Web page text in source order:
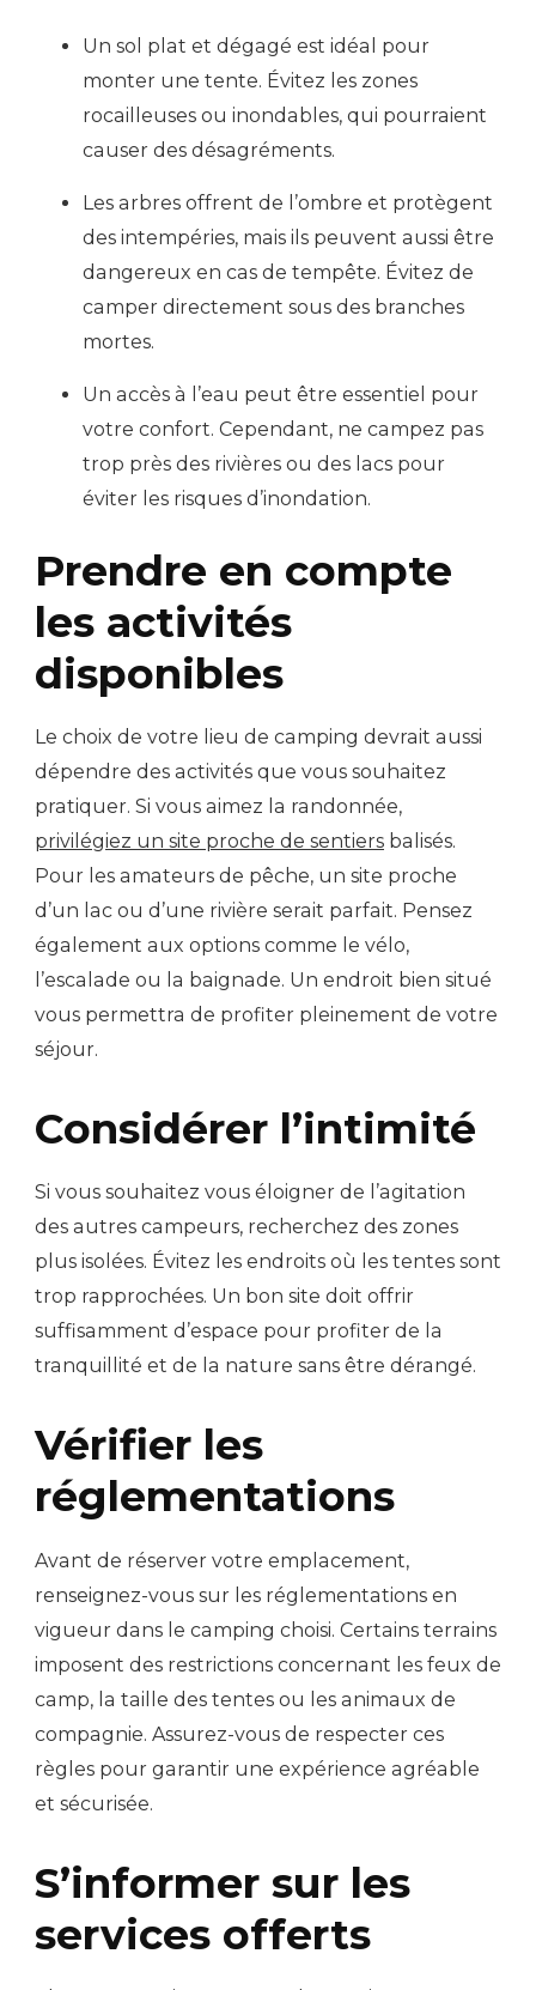
Un sol plat et dégagé est idéal pour
monter une tente. Évitez les zones
rocailleuses ou inondables, qui pourraient
causer des désagréments.
Les arbres offrent de l’ombre et protègent
des intempéries, mais ils peuvent aussi être
dangereux en cas de tempête. Évitez de
camper directement sous des branches
mortes.
Un accès à l’eau peut être essentiel pour
votre confort. Cependant, ne campez pas
trop près des rivières ou des lacs pour
éviter les risques d’inondation.
Prendre en compte
les activités
disponibles
Le choix de votre lieu de camping devrait aussi
dépendre des activités que vous souhaitez
pratiquer. Si vous aimez la randonnée,
privilégiez un site proche de sentiers balisés.
Pour les amateurs de pêche, un site proche
d’un lac ou d’une rivière serait parfait. Pensez
également aux options comme le vélo,
l’escalade ou la baignade. Un endroit bien situé
vous permettra de profiter pleinement de votre
séjour.
Considérer l’intimité
Si vous souhaitez vous éloigner de l’agitation
des autres campeurs, recherchez des zones
plus isolées. Évitez les endroits où les tentes sont
trop rapprochées. Un bon site doit offrir
suffisamment d’espace pour profiter de la
tranquillité et de la nature sans être dérangé.
Vérifier les
réglementations
Avant de réserver votre emplacement,
renseignez-vous sur les réglementations en
vigueur dans le camping choisi. Certains terrains
imposent des restrictions concernant les feux de
camp, la taille des tentes ou les animaux de
compagnie. Assurez-vous de respecter ces
règles pour garantir une expérience agréable
et sécurisée.
S’informer sur les
services offerts